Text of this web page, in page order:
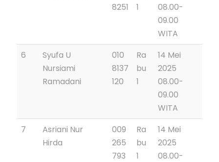
8251
1
08.00-
09.00
WITA
6
Syufa U
Nursiami
Ramadani
010
8137
120
Ra
bu
1
14 Mei
2025
08.00-
09.00
WITA
7
Asriani Nur
Hirda
009
265
793
Ra
bu
1
14 Mei
2025
08.00-